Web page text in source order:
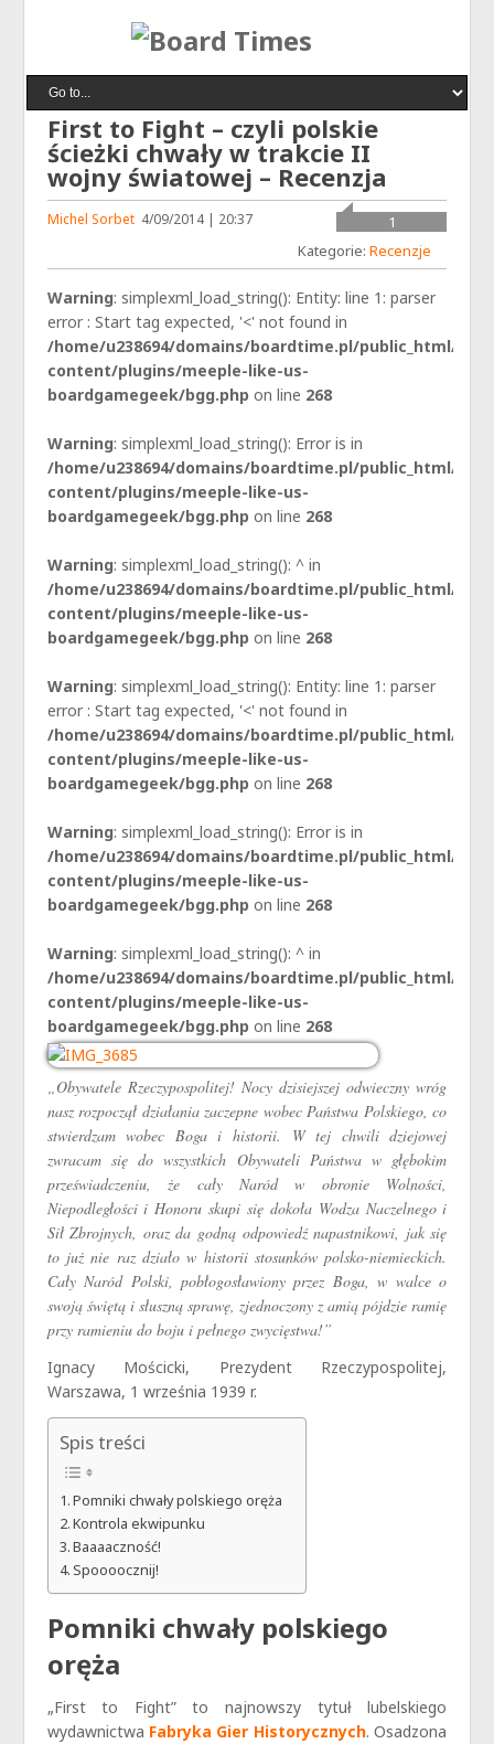
First to Fight – czyli polskie
ścieżki chwały w trakcie II
wojny światowej – Recenzja
Michel Sorbet 4/09/2014 | 20:37
1
Kategorie:Recenzje
Warning: simplexml_load_string(): Entity: line 1: parser
error : Start tag expected, '<' not found in
/home/u238694/domains/boardtime.pl/public_html/wp-
content/plugins/meeple-like-us-
boardgamegeek/bgg.php on line 268
Warning: simplexml_load_string(): Error is in
/home/u238694/domains/boardtime.pl/public_html/wp-
content/plugins/meeple-like-us-
boardgamegeek/bgg.php on line 268
Warning: simplexml_load_string(): ^ in
/home/u238694/domains/boardtime.pl/public_html/wp-
content/plugins/meeple-like-us-
boardgamegeek/bgg.php on line 268
Warning: simplexml_load_string(): Entity: line 1: parser
error : Start tag expected, '<' not found in
/home/u238694/domains/boardtime.pl/public_html/wp-
content/plugins/meeple-like-us-
boardgamegeek/bgg.php on line 268
Warning: simplexml_load_string(): Error is in
/home/u238694/domains/boardtime.pl/public_html/wp-
content/plugins/meeple-like-us-
boardgamegeek/bgg.php on line 268
Warning: simplexml_load_string(): ^ in
/home/u238694/domains/boardtime.pl/public_html/wp-
content/plugins/meeple-like-us-
boardgamegeek/bgg.php on line 268
„Obywatele Rzeczypospolitej! Nocy dzisiejszej odwieczny wróg
nasz rozpoczął działania zaczepne wobec Państwa Polskiego, co
stwierdzam wobec Boga i historii. W tej chwili dziejowej
zwracam się do wszystkich Obywateli Państwa w głębokim
przeświadczeniu, że cały Naród w obronie Wolności,
Niepodległości i Honoru skupi się dokoła Wodza Naczelnego i
Sił Zbrojnych, oraz da godną odpowiedź napastnikowi, jak się
to już nie raz działo w historii stosunków polsko-niemieckich.
Cały Naród Polski, pobłogosławiony przez Boga, w walce o
swoją świętą i słuszną sprawę, zjednoczony z amią pójdzie ramię
przy ramieniu do boju i pełnego zwycięstwa!”
Ignacy Mościcki, Prezydent Rzeczypospolitej,
Warszawa, 1 września 1939 r.
Spis treści
Pomniki chwały polskiego oręża
Kontrola ekwipunku
Baaaaczność!
Spoooocznij!
Pomniki chwały polskiego
oręża
„First to Fight” to najnowszy tytuł lubelskiego
wydawnictwa Fabryka Gier Historycznych. Osadzona